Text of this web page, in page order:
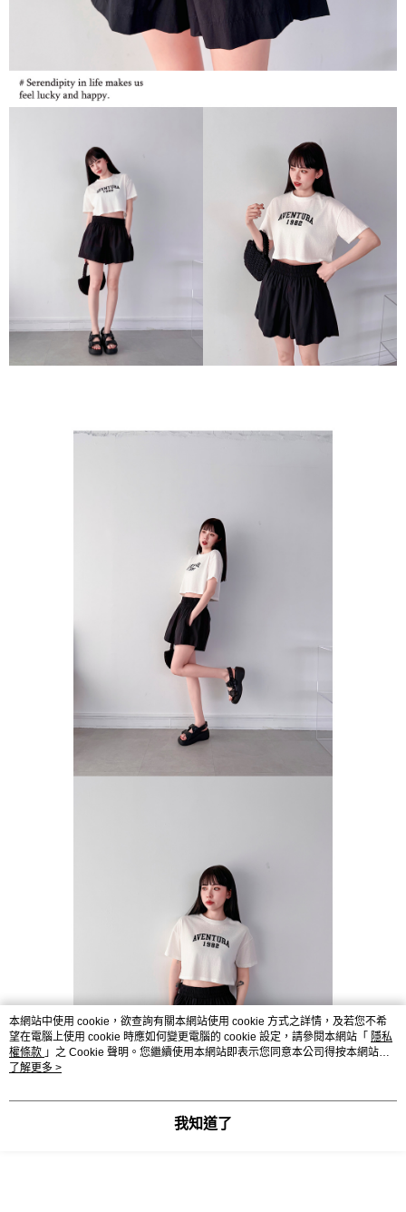
本網站中使用 cookie，欲查詢有關本網站使用 cookie 方式之詳情，及若您不希
望在電腦上使用 cookie 時應如何變更電腦的 cookie 設定，請參閱本網站「 隱私
權條款 」之 Cookie 聲明。您繼續使用本網站即表示您同意本公司得按本網站使
用條款之 Cookie 聲明使用 cookie。
了解更多 >
我知道了